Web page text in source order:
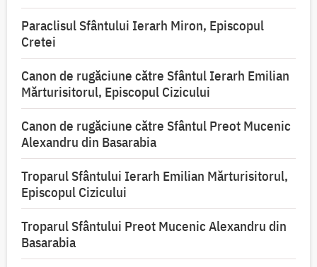
Paraclisul Sfântului Ierarh Miron, Episcopul
Cretei
Canon de rugăciune către Sfântul Ierarh Emilian
Mărturisitorul, Episcopul Cizicului
Canon de rugăciune către Sfântul Preot Mucenic
Alexandru din Basarabia
Troparul Sfântului Ierarh Emilian Mărturisitorul,
Episcopul Cizicului
Troparul Sfântului Preot Mucenic Alexandru din
Basarabia